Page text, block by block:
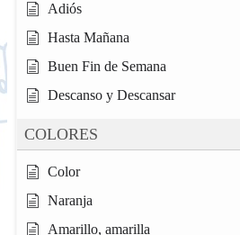
Adiós
Hasta Mañana
Buen Fin de Semana
Descanso y Descansar
COLORES
Color
Naranja
Amarillo, amarilla